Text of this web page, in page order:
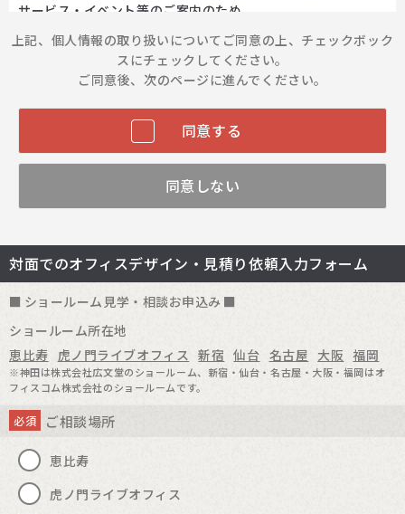
サービス・イベント等のご案内のため
（5）取扱商品・サービスのマーケティング活動、アンケート
調査、サンプル品、景品のお届け及び取扱商品・サービスの改
お預かりした個人情報を第三者に提供しません。
3. サービス提供のため、お預かりした個人情報の取扱いを外
部委託する場合があります。また、予め公表しているグループ
会社と共同利用する場合があります。
5. お預かりした個人情報の開示・訂正・利用停止等のご要望
がございましたら、下記窓口までお知らせください。
個人情報相談窓口 プラス株式会社 コーポレート本部 総務
部長 kojin@plus.co.jp
詳しくは、弊社「
個人情報の保護に関するお知らせ
」をご覧く
ださい。
上記、個人情報の取り扱いについてご同意の上、チェックボック
スにチェックしてください。
ご同意後、次のページに進んでください。
同意する
同意しない
対面でのオフィスデザイン・見積り依頼入力フォーム
ショールーム見学・相談お申込み
ショールーム所在地
恵比寿 虎ノ門ライブオフィス 新宿 仙台 名古屋 大阪 福岡
※神田は株式会社広文堂のショールーム、新宿・仙台・名古屋・大阪・福岡はオ
フィスコム株式会社のショールームです。
必須 ご相談場所
恵比寿
虎ノ門ライブオフィス